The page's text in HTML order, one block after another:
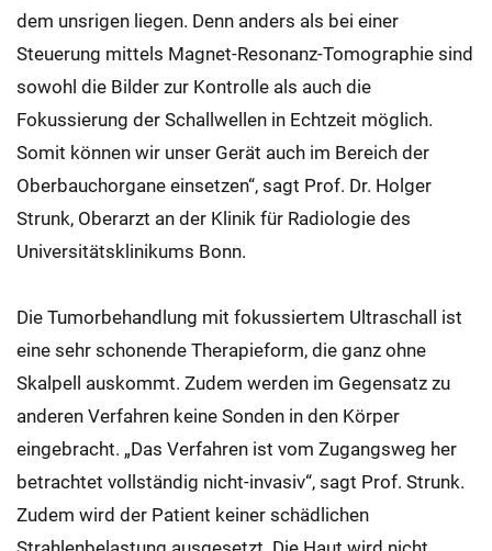
dem unsrigen liegen. Denn anders als bei einer
Steuerung mittels Magnet-Resonanz-Tomographie sind
sowohl die Bilder zur Kontrolle als auch die
Fokussierung der Schallwellen in Echtzeit möglich.
Somit können wir unser Gerät auch im Bereich der
Oberbauchorgane einsetzen“, sagt Prof. Dr. Holger
Strunk, Oberarzt an der Klinik für Radiologie des
Universitätsklinikums Bonn.
Die Tumorbehandlung mit fokussiertem Ultraschall ist
eine sehr schonende Therapieform, die ganz ohne
Skalpell auskommt. Zudem werden im Gegensatz zu
anderen Verfahren keine Sonden in den Körper
eingebracht. „Das Verfahren ist vom Zugangsweg her
betrachtet vollständig nicht-invasiv“, sagt Prof. Strunk.
Zudem wird der Patient keiner schädlichen